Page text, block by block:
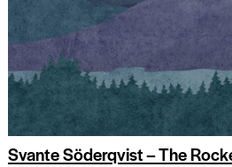
Svante Söderqvist – The